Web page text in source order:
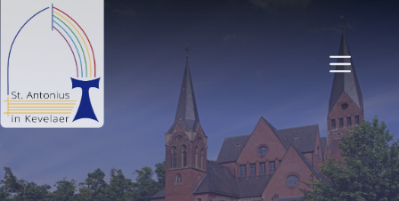
Inhalt
springen